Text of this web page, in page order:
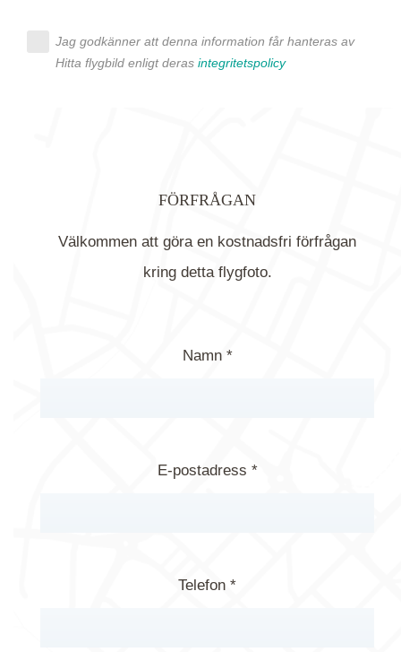
Jag godkänner att denna information får hanteras av
Hitta flygbild enligt deras integritetspolicy
FÖRFRÅGAN
Välkommen att göra en kostnadsfri förfrågan
kring detta flygfoto.
Namn *
E-postadress *
Telefon *